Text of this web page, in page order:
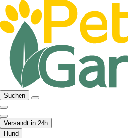
Suchen
Versandt in 24h
Hund